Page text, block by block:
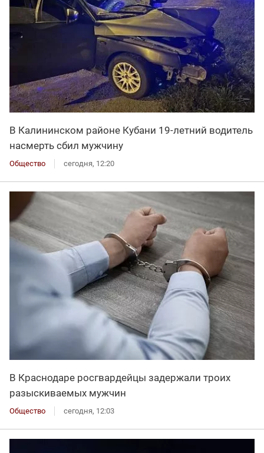
В Калининском районе Кубани 19-летний водитель
насмерть сбил мужчину
Общество сегодня, 12:20
В Краснодаре росгвардейцы задержали троих
разыскиваемых мужчин
Общество сегодня, 12:03